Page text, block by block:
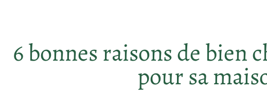
6 bonnes raisons de bien
pour sa